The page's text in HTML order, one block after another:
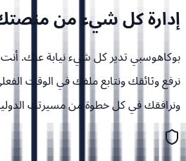
إدارة كل شيء من
بوكاهوسبي تدير كل شيء نيابة عنك. أنت
نرفع وثائقك ونتابع ملفك في الوقت
ونرافقك في كل خطوة من مسيرتك